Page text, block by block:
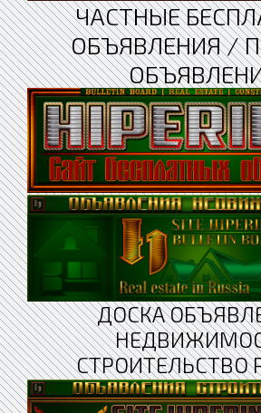
ЧАСТНЫЕ
ОБЪЯВЛЕНИЯ /
ДОСКА
СТРОИТЕЛЬСТВО